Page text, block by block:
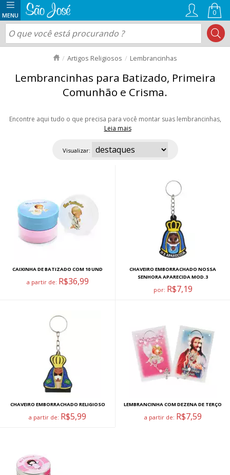
0
Artigos Religiosos Lembrancinhas
Lembrancinhas para Batizado, Primeira
Comunhão e Crisma.
Encontre aqui tudo o que precisa para você montar suas lembrancinhas,
Leia mais
cestas, vela na latinha, caixa para batizado, charms, mini pregadores etc.
São vários opções para personalização! Aproveite nossas ofertas e envio
Visualizar:
CAIXINHA DE BATIZADO COM 10 UND
a partir de: R$36,99
CHAVEIRO EMBORRACHADO NOSSA
SENHORA APARECIDA MOD.3
por: R$7,19
CHAVEIRO EMBORRACHADO RELIGIOSO
a partir de: R$5,99
LEMBRANCINHA COM DEZENA DE TERÇO
a partir de: R$7,59